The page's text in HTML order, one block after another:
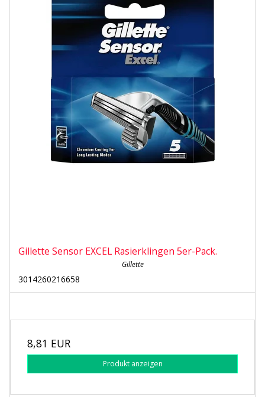
Gillette Sensor EXCEL Rasierklingen 5er-Pack.
Gillette
3014260216658
8,81 EUR
Produkt anzeigen